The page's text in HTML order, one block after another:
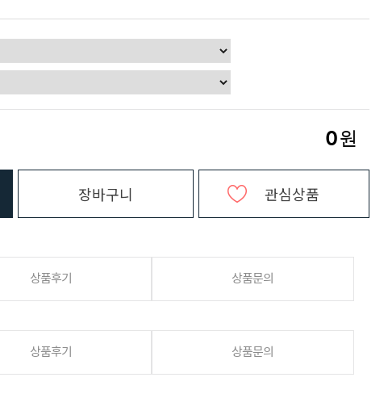
0원
장바구니 관심상품
상품후기 상품문의
상품후기 상품문의